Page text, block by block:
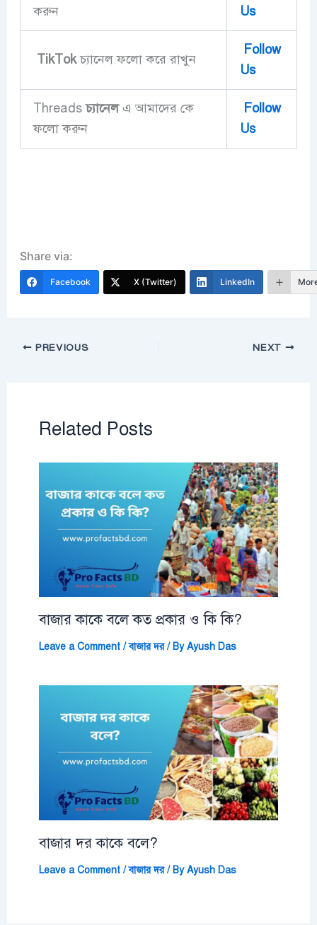
করুন
Us
TikTokচ্যানেল ফলো করে রাখুন
Follow
Us
Threadsচ্যানেলএ আমাদের কে
ফলো করুন
Follow
Us
Share via:
Facebook X (Twitter) LinkedIn
PREVIOUS NEXT
Related Posts
বাজার কাকে বলে কত প্রকার ও কি কি?
Leave a Comment /বাজার দর/ ByAyush Das
বাজার দর কাকে বলে?
Leave a Comment /বাজার দর/ ByAyush Das